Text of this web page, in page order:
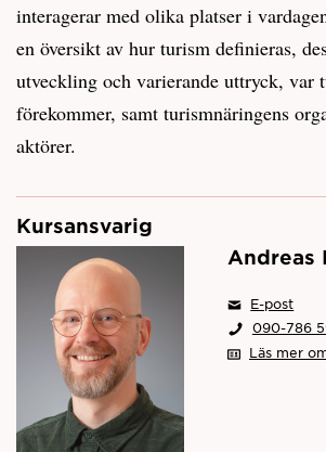
interagerar med olika platser i
en översikt av hur turism definieras,
utveckling och varierande uttryck, var
förekommer, samt turismnäringens
aktörer.
Kursansvarig
Andreas
E-post
090-786
Läs mer